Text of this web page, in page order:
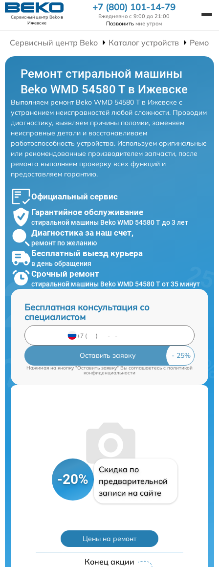
Сервисный центр Bekoв
Ижевске
+7 (800) 101-14-79
Ежедневно с 9:00 до 21:00
Позвонить мне утром
Сервисный центр Beko Каталог устройств
Ремонт стиральной машины
Beko WMD 54580 T в Ижевске
Выполняем ремонт Beko WMD 54580 T в Ижевске с
устранением неисправностей любой сложности. Проводим
диагностику, выявляем причины поломки, заменяем
неисправные детали и восстанавливаем
работоспособность устройства. Используем оригинальные
или рекомендованные производителем запчасти, после
ремонта выполняем проверку всех функций и
предоставляем гарантию.
Официальный сервис
Гарантийное обслуживание
стиральной машины Beko WMD 54580 T до 3 лет
Диагностика за наш счет,
ремонт по желанию
Бесплатный выезд курьера
в день обращения
Срочный ремонт
стиральной машины Beko WMD 54580 T от 35 минут
Бесплатная консультация со
специалистом
Оставить заявку
Нажимая на кнопку "Оставить заявку" Вы соглашаетесь cполитикой
конфиденциальности
-20%
Скидка по
предварительной
записи на сайте
Цены на ремонт
Конец акции